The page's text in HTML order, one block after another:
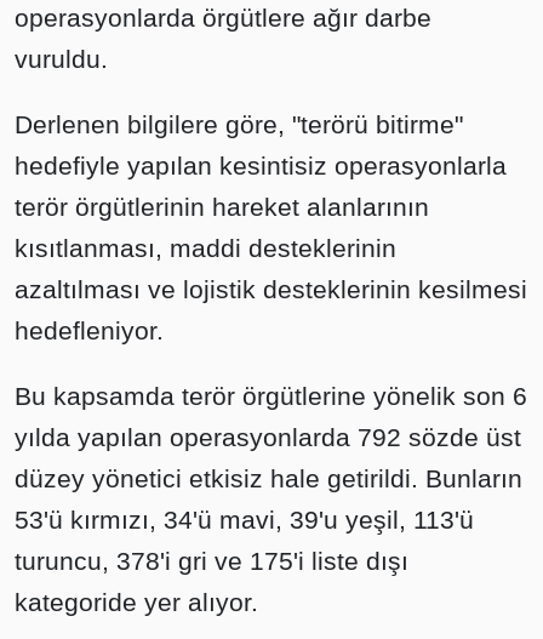
operasyonlarda örgütlere ağır darbe
vuruldu.
Derlenen bilgilere göre, "terörü bitirme"
hedefiyle yapılan kesintisiz operasyonlarla
terör örgütlerinin hareket alanlarının
kısıtlanması, maddi desteklerinin
azaltılması ve lojistik desteklerinin kesilmesi
hedefleniyor.
Bu kapsamda terör örgütlerine yönelik son 6
yılda yapılan operasyonlarda 792 sözde üst
düzey yönetici etkisiz hale getirildi. Bunların
53'ü kırmızı, 34'ü mavi, 39'u yeşil, 113'ü
turuncu, 378'i gri ve 175'i liste dışı
kategoride yer alıyor.